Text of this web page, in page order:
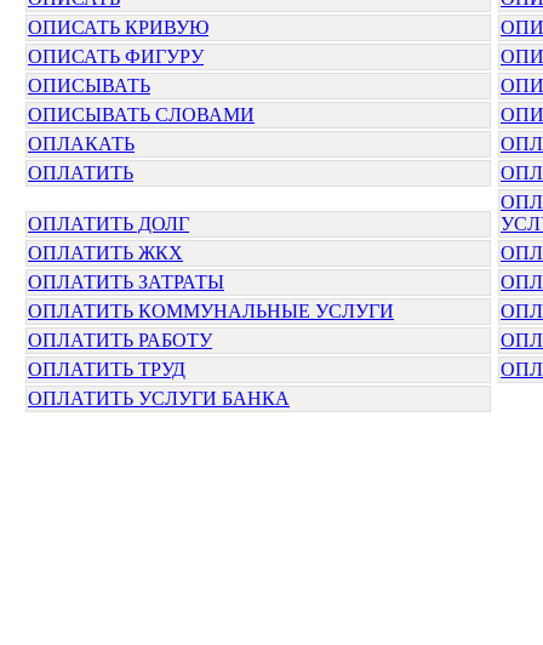
ОПИСАТЬ КРИВУЮ
ОПИСАТЬ ФИГУРУ
ОПИСЫВАТЬ
ОПИСЫВАТЬ СЛОВАМИ
ОПЛАКАТЬ
ОПЛАТИТЬ
ОПЛАТИТЬ ДОЛГ
ОПЛАТИТЬ ЖКХ
ОПЛАТИТЬ ЗАТРАТЫ
ОПЛАТИТЬ КОММУНАЛЬНЫЕ УСЛУГИ
ОПЛАТИТЬ РАБОТУ
ОПЛАТИТЬ ТРУД
ОПЛАТИТЬ УСЛУГИ БАНКА